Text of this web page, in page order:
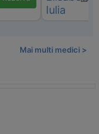
Mai multi medici >